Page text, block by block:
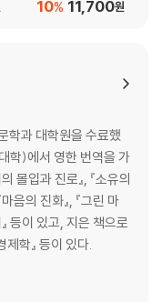
11,700원
10%
학과 대학원을 수료했
학)에서 영한 번역을 가
몰입과 진로』, 『소유의
음의 진화』, 『그린 마
』 등이 있고, 지은 책으로
제학』 등이 있다.